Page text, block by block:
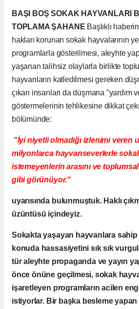
BAŞI BOŞ SOKAK HAYVANLARI
TOPLAMA ŞAHANE Başlıklı
hakları korunan sokak hayvalarının
programlarla gösterilmesi, aleyhte
yaşanan talihsiz olaylarla birlikte
hayvanların katledilmesi gereken
çıkan insanları da düşmana "yardım
göstermelerinin tehlikesine dikkat
bölümünde:
"İyi niyetli olmadığı izlenimi veren
milyonlarca hayvanseverlerle
istemeyenlerin arasını ve
gibi görünüyor."
uyarısında bulunmuştuk. Haklı
üzüntüsü içindeyiz.
Sokakta yaşayan hayvanlara sahip
konuda hassasiyetini sık sık
tür aleyhte propaganda ve yayın
önce önüne geçilmesi, sokak
işaretleyen programların acilen
istiyorlar. Bir başka besleme